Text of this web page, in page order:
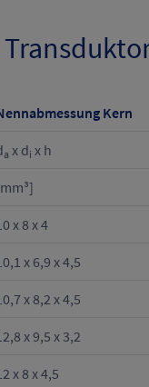
Kern
a x di x h
x 8 x 4
x 6,9 x 4,5
x 8,2 x 4,5
x 9,5 x 3,2
x 8 x 4,5